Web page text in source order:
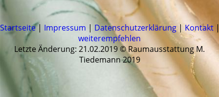
Startseite| Impressum | Datenschutzerklärung| Kontakt
weiterempfehlen
Letzte Änderung: 21.02.2019 © Raumausstattung M.
Tiedemann 2019